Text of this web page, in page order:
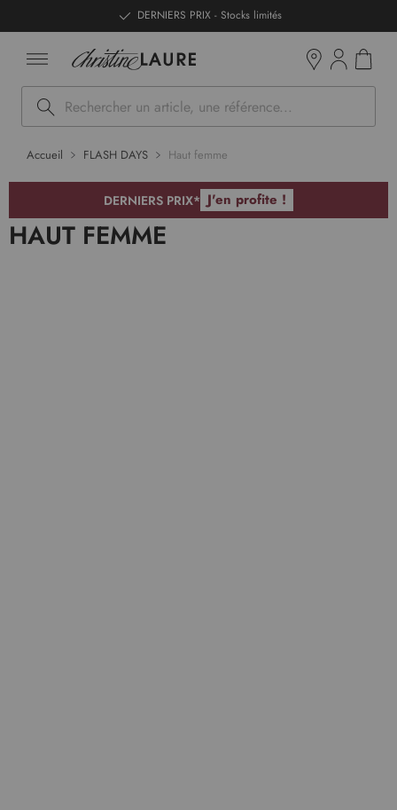
DERNIERS PRIX - Stocks limités
Rechercher
Accueil FLASH DAYS Haut femme
DERNIERS PRIX* J'en profite !
HAUT FEMME